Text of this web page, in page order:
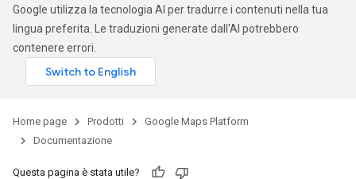
Google utilizza la tecnologia AI per tradurre i contenuti nella tua
lingua preferita. Le traduzioni generate dall'AI potrebbero
contenere errori.
Home page Prodotti
Google Maps Platform
Documentazione
Questa pagina è stata utile?